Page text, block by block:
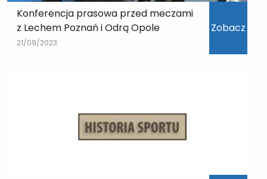
Konferencja prasowa przed meczami
z Lechem Poznań i Odrą Opole
21/09/2023
Zobacz